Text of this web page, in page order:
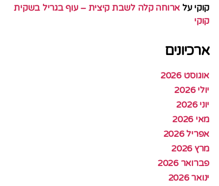
קוקי על ארוחה קלה לשבת קיצית – עוף בגריל בשקית
קוקי
ארכיונים
אוגוסט 2026
יולי 2026
יוני 2026
מאי 2026
אפריל 2026
מרץ 2026
פברואר 2026
ינואר 2026